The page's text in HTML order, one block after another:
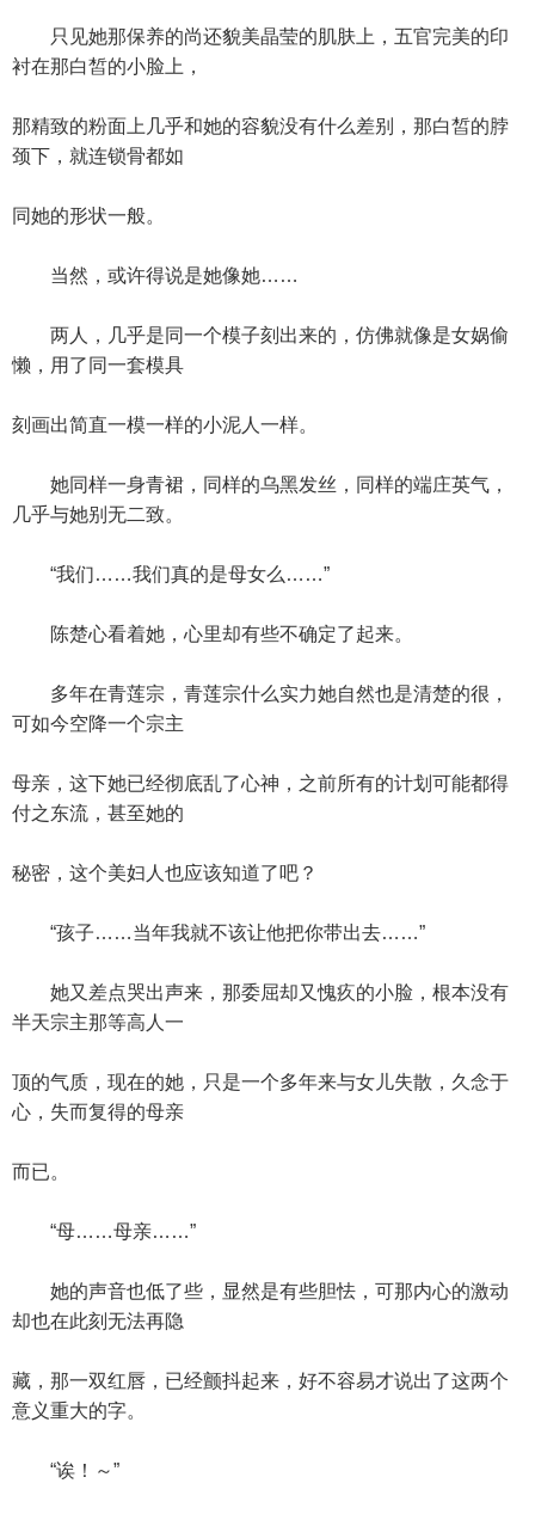
只见她那保养的尚还貌美晶莹的肌肤上，五官完美的印
衬在那白皙的小脸上，
那精致的粉面上几乎和她的容貌没有什么差别，那白皙的脖
颈下，就连锁骨都如
同她的形状一般。
当然，或许得说是她像她……
两人，几乎是同一个模子刻出来的，仿佛就像是女娲偷
懒，用了同一套模具
刻画出简直一模一样的小泥人一样。
她同样一身青裙，同样的乌黑发丝，同样的端庄英气，
几乎与她别无二致。
“我们……我们真的是母女么……”
陈楚心看着她，心里却有些不确定了起来。
多年在青莲宗，青莲宗什么实力她自然也是清楚的很，
可如今空降一个宗主
母亲，这下她已经彻底乱了心神，之前所有的计划可能都得
付之东流，甚至她的
秘密，这个美妇人也应该知道了吧？
“孩子……当年我就不该让他把你带出去……”
她又差点哭出声来，那委屈却又愧疚的小脸，根本没有
半天宗主那等高人一
顶的气质，现在的她，只是一个多年来与女儿失散，久念于
心，失而复得的母亲
而已。
“母……母亲……”
她的声音也低了些，显然是有些胆怯，可那内心的激动
却也在此刻无法再隐
藏，那一双红唇，已经颤抖起来，好不容易才说出了这两个
意义重大的字。
“诶！～”